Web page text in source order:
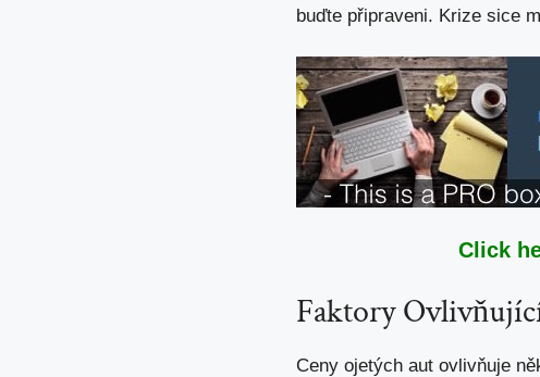
buďte připraveni. Krize sice
Click
Faktory
Ceny ojetých aut ovlivňuje